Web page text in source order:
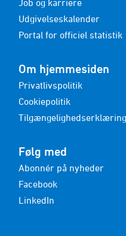
Job og karriere
Udgivelseskalender
Portal for officiel statistik
Om hjemmesiden
Privatlivspolitik
Cookiepolitik
Tilgængelighedserklæring
Følg med
Abonnér på nyheder
Facebook
LinkedIn